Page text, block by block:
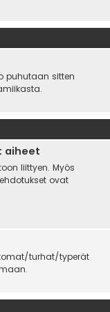
puhutaan sitten
aiheet
liittyen. Myös
ovat
turhat/typerät